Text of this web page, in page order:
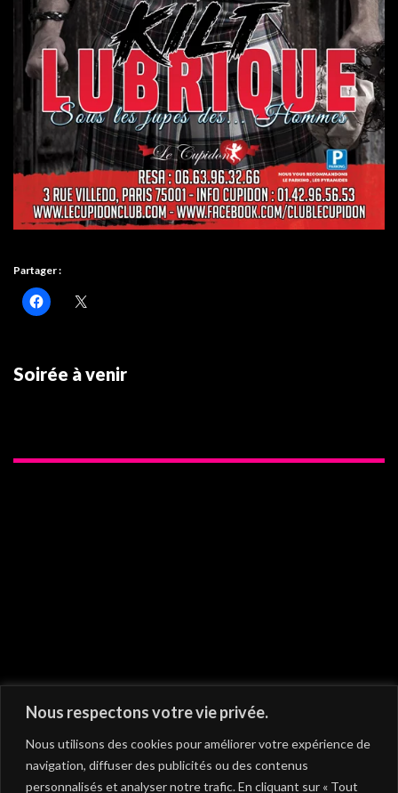
Nous respectons votre vie privée.
Nous utilisons des cookies pour améliorer votre expérience de
navigation, diffuser des publicités ou des contenus
personnalisés et analyser notre trafic. En cliquant sur « Tout
Partager :
Soirée à venir